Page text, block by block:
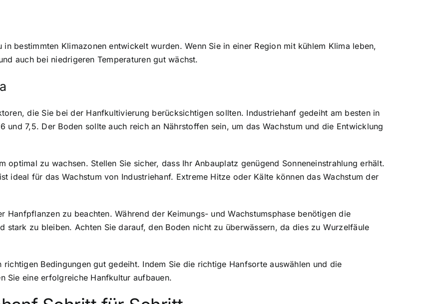
bestimmten Klimazonen entwickelt wurden. Wenn Sie in einer Region mit kühlem Klima leben,
auch bei niedrigeren Temperaturen gut wächst.
die Sie bei der Hanfkultivierung berücksichtigen sollten. Industriehanf gedeiht am besten in
und 7,5. Der Boden sollte auch reich an Nährstoffen sein, um das Wachstum und die Entwicklung
optimal zu wachsen. Stellen Sie sicher, dass Ihr Anbauplatz genügend Sonneneinstrahlung erhält.
ideal für das Wachstum von Industriehanf. Extreme Hitze oder Kälte können das Wachstum der
Hanfpflanzen zu beachten. Während der Keimungs- und Wachstumsphase benötigen die
stark zu bleiben. Achten Sie darauf, den Boden nicht zu überwässern, da dies zu Wurzelfäule
Bedingungen gut gedeiht. Indem Sie die richtige Hanfsorte auswählen und die
Sie eine erfolgreiche Hanfkultur aufbauen.